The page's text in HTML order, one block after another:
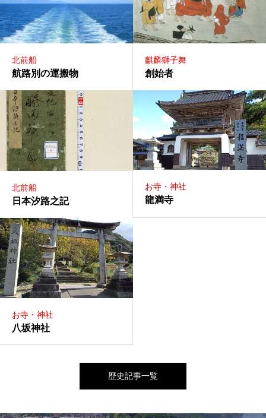
北前船
航路別の運搬物
麒麟獅子舞
創始者
北前船
日本汐路之記
お寺・神社
龍満寺
お寺・神社
八坂神社
歴史記事一覧